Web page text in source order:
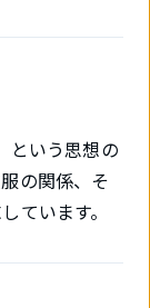
という思想の
の関係、そ
ています。